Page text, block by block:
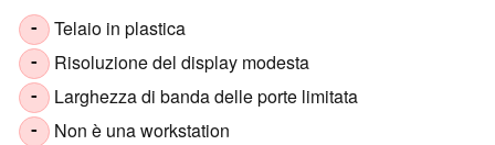
- Telaio in plastica
- Risoluzione del display modesta
- Larghezza di banda delle porte limitata
- Non è una workstation